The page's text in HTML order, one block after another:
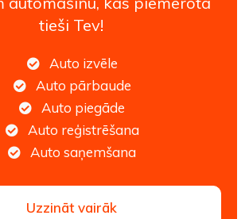
tieši Tev!
Auto izvēle
Auto pārbaude
Auto piegāde
Auto reģistrēšana
Auto saņemšana
Uzzināt vairāk